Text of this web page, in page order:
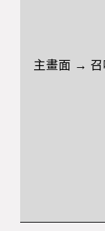
主畫面 →